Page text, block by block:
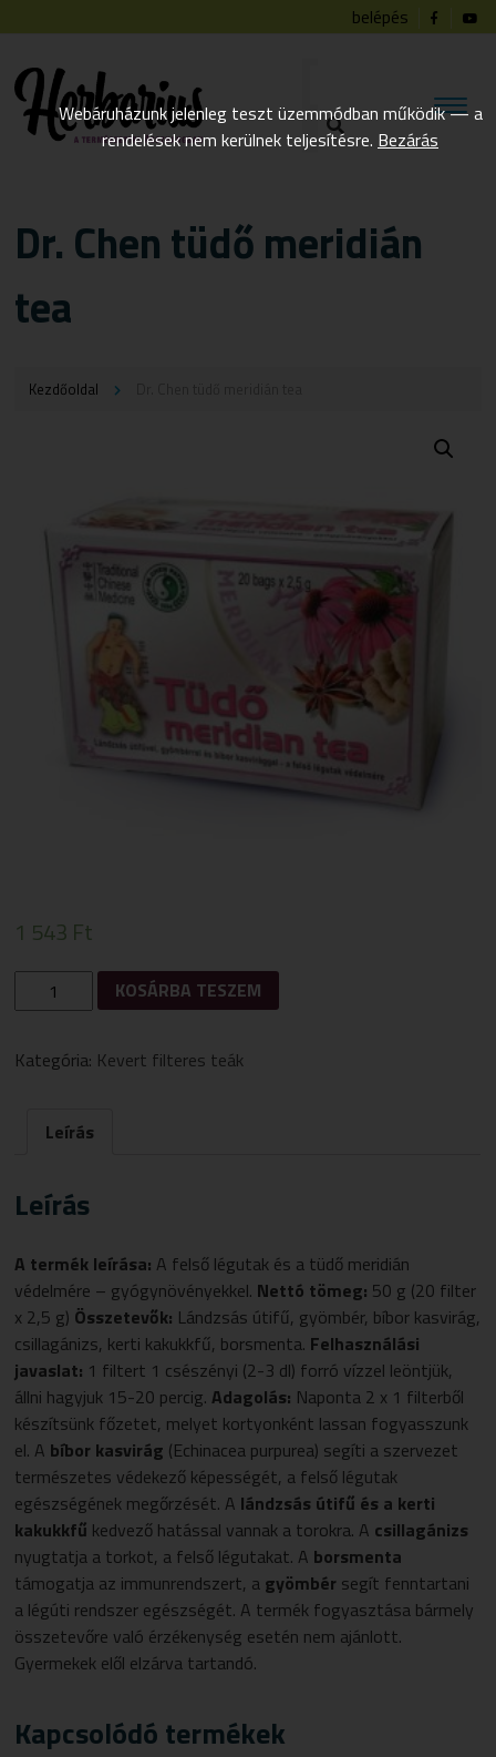
belépés
Dr. Chen tüdő meridián
tea
Kezdőoldal
1 543 Ft
TEA
KOSÁRBA TESZEM
Kategória: Kevert filteres teák
Leírás
Leírás
A termék leírása: A felső légutak és a tüdő meridián
védelmére – gyógynövényekkel. Nettó tömeg: 50 g (20 filter
x 2,5 g) Összetevők: Lándzsás útifű, gyömbér, bíbor kasvirág,
csillagánizs, kerti kakukkfű, borsmenta. Felhasználási
javaslat: 1 filtert 1 csészényi (2-3 dl) forró vízzel leöntjük,
állni hagyjuk 15-20 percig.Adagolás: Naponta 2 x 1 filterből
készítsünk főzetet, melyet kortyonként lassan fogyasszunk
el. A bíbor kasvirág (Echinacea purpurea) segíti a szervezet
természetes védekező képességét, a felső légutak
egészségének megőrzését. A lándzsás útifű és a kerti
kakukkfű kedvező hatással vannak a torokra. A csillagánizs
nyugtatja a torkot, a felső légutakat. A borsmenta
támogatja az immunrendszert, a gyömbér segít fenntartani
a légúti rendszer egészségét. A termék fogyasztása bármely
összetevőre való érzékenység esetén nem ajánlott.
Gyermekek elől elzárva tartandó.
Kapcsolódó termékek
Webáruházunk jelenleg teszt üzemmódban működik — a
rendelések nem kerülnek teljesítésre. Bezárás